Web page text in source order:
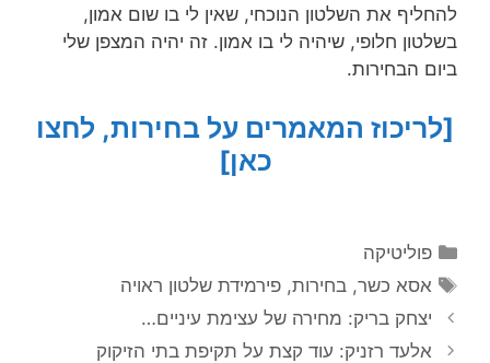
להחליף את השלטון הנוכחי, שאין לי בו שום אמון,
בשלטון חלופי, שיהיה לי בו אמון. זה יהיה המצפן שלי
ביום הבחירות.
[לריכוז המאמרים על בחירות, לחצו
כאן]
קטגוריות
פוליטיקה
תגיות
אסא כשר,בחירות,פירמידת שלטון ראויה
יצחק בריק: מחירה של עצימת עיניים…
אלעד רזניק: עוד קצת על תקיפת בתי הזיקוק